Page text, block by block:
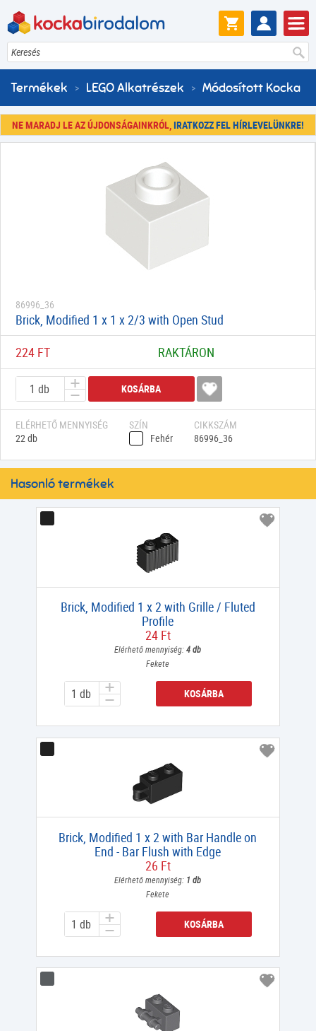
Keresés
Termékek LEGO Alkatrészek Módosított Kocka
NE MARADJ LE AZ ÚJDONSÁGAINKRÓL, IRATKOZZ FEL HÍRLEVELÜNKRE!
86996_36
Brick, Modified 1 x 1 x 2/3 with Open Stud
224 FT
RAKTÁRON
KOSÁRBA
ELÉRHETŐ MENNYISÉG
22 db
SZÍN
Fehér
CIKKSZÁM
86996_36
Hasonló termékek
Brick, Modified 1 x 2 with Grille / Fluted
Profile
24 Ft
Elérhető mennyiség:4 db
Fekete
KOSÁRBA
Brick, Modified 1 x 2 with Bar Handle on
End - Bar Flush with Edge
26 Ft
Elérhető mennyiség: 1 db
Fekete
KOSÁRBA